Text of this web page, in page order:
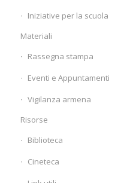
Iniziative per la scuola
Materiali
Rassegna stampa
Eventi e Appuntamenti
Vigilanza armena
Risorse
Biblioteca
Cineteca